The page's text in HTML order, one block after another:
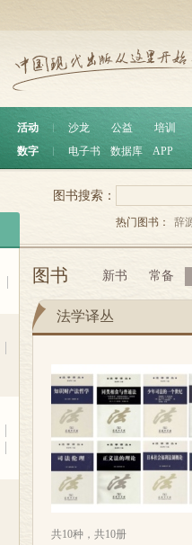
活动 沙龙 公益
培训
数字
电子书 数据库 APP
图书搜索：
热门图书： 辞
图书 新书 常备
法学译丛
共10种，共10册